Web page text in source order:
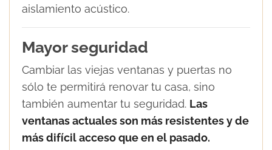
aislamiento acústico.
Mayor seguridad
Cambiar las viejas ventanas y puertas no
sólo te permitirá renovar tu casa, sino
también aumentar tu seguridad. Las
ventanas actuales son más resistentes y de
más difícil acceso que en el pasado.